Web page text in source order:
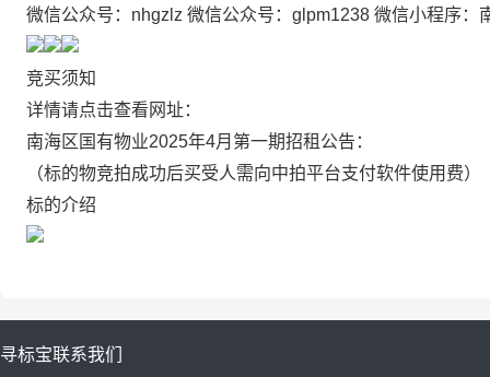
微信公众号：nhgzlz 微信公众号：glpm1238 微信小程序：
竞买须知
详情请点击查看网址：
南海区国有物业2025年4月第一期招租公告：
（标的物竞拍成功后买受人需向中拍平台支付软件使用费）
标的介绍
寻标宝联系我们